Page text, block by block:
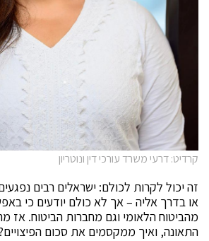
קרדיט: דרעי משרד עורכי דין ונוטריון
זה יכול לקרות לכולם: ישראלים רבים
או בדרך אליה – אך לא כולם יודעים כי
מהביטוח הלאומי וגם מחברות הביטוח. אז
התאונה, ואיך ממקסמים את סכום הפיצויים?